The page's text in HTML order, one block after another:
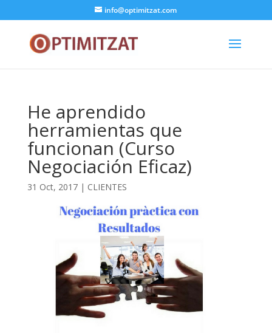
info@optimitzat.com
He aprendido
herramientas que
funcionan (Curso
Negociación Eficaz)
31 Oct, 2017| CLIENTES